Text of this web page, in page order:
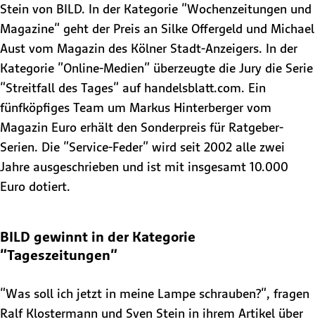
Stein von BILD. In der Kategorie "Wochenzeitungen und
Magazine" geht der Preis an Silke Offergeld und Michael
Aust vom Magazin des Kölner Stadt-Anzeigers. In der
Kategorie "Online-Medien" überzeugte die Jury die Serie
"Streitfall des Tages" auf handelsblatt.com. Ein
fünfköpfiges Team um Markus Hinterberger vom
Magazin Euro erhält den Sonderpreis für Ratgeber-
Serien. Die "Service-Feder" wird seit 2002 alle zwei
Jahre ausgeschrieben und ist mit insgesamt 10.000
Euro dotiert.
BILD gewinnt in der Kategorie
"Tageszeitungen"
"Was soll ich jetzt in meine Lampe schrauben?", fragen
Ralf Klostermann und Sven Stein in ihrem Artikel über